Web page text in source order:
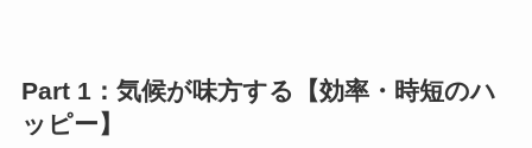
Part 1：気候が味方する【効率・時短のハ
ッピー】